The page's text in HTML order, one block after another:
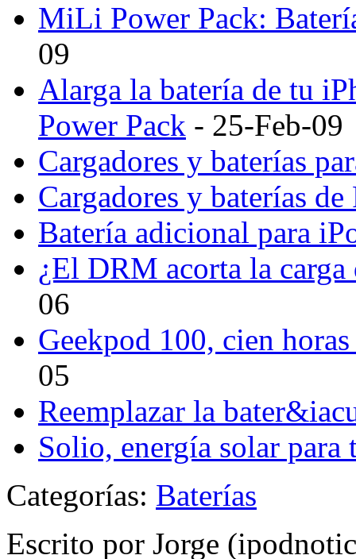
MiLi Power Pack:
09
Alarga la batería de tu
Power Pack - 25-Feb-09
Cargadores y baterías
Cargadores y baterías
Batería adicional para
¿El DRM acorta la
06
Geekpod 100, cien
05
Reemplazar la
Solio, energía solar para
Categorías: Baterías
Escrito por Jorge